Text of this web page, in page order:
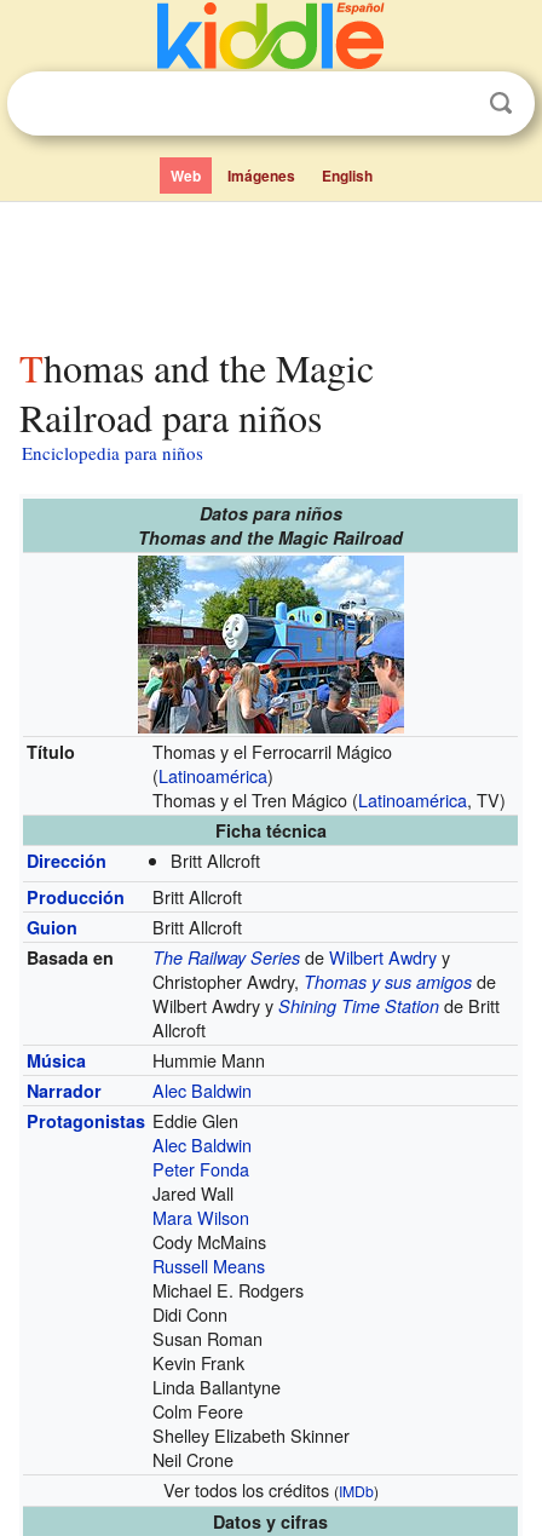
Web Imágenes English
Thomas and the Magic
Railroad para niños
Enciclopedia para niños
Datos para niños
Thomas and the Magic Railroad
Título
Thomas y el Ferrocarril Mágico
(Latinoamérica)
Thomas y el Tren Mágico (Latinoamérica, TV)
Ficha técnica
Dirección
Britt Allcroft
Producción Britt Allcroft
Guion Britt Allcroft
Basada en The Railway Series deWilbert Awdryy
Christopher Awdry, Thomas y sus amigos de
Wilbert Awdry yShining Time Station de Britt
Allcroft
Música Hummie Mann
Narrador Alec Baldwin
Protagonistas Eddie Glen
Alec Baldwin
Peter Fonda
Jared Wall
Mara Wilson
Cody McMains
Russell Means
Michael E. Rodgers
Didi Conn
Susan Roman
Kevin Frank
Linda Ballantyne
Colm Feore
Shelley Elizabeth Skinner
Neil Crone
Ver todos los créditos (IMDb)
Datos y cifras